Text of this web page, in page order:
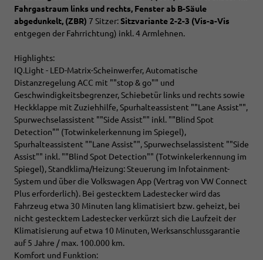
Fahrgastraum links und rechts, Fenster ab B-Säule
abgedunkelt, (ZBR) 7 Sitzer:Sitzvariante 2-2-3 (Vis-a-Vis
entgegen der Fahrrichtung) inkl. 4 Armlehnen.
Highlights:
IQ.Light - LED-Matrix-Scheinwerfer, Automatische
Distanzregelung ACC mit ""stop & go"" und
Geschwindigkeitsbegrenzer, Schiebetür links und rechts sowie
Heckklappe mit Zuziehhilfe, Spurhalteassistent ""Lane Assist"",
Spurwechselassistent ""Side Assist"" inkl. ""Blind Spot
Detection"" (Totwinkelerkennung im Spiegel),
Spurhalteassistent ""Lane Assist"", Spurwechselassistent ""Side
Assist"" inkl. ""Blind Spot Detection"" (Totwinkelerkennung im
Spiegel), Standklima/Heizung: Steuerung im Infotainment-
System und über die Volkswagen App (Vertrag von VW Connect
Plus erforderlich). Bei gestecktem Ladestecker wird das
Fahrzeug etwa 30 Minuten lang klimatisiert bzw. geheizt, bei
nicht gestecktem Ladestecker verkürzt sich die Laufzeit der
Klimatisierung auf etwa 10 Minuten, Werksanschlussgarantie
auf 5 Jahre / max. 100.000 km.
Komfort und Funktion: